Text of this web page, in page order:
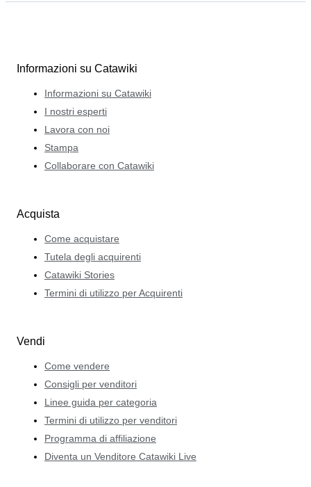
Informazioni su Catawiki
Informazioni su Catawiki
I nostri esperti
Lavora con noi
Stampa
Collaborare con Catawiki
Acquista
Come acquistare
Tutela degli acquirenti
Catawiki Stories
Termini di utilizzo per Acquirenti
Vendi
Come vendere
Consigli per venditori
Linee guida per categoria
Termini di utilizzo per venditori
Programma di affiliazione
Diventa un Venditore Catawiki Live